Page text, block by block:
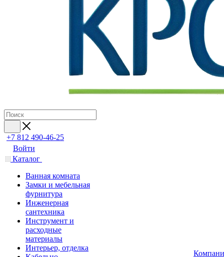
+7 812 490-46-25
Войти
Каталог
Ванная комната
Замки и мебельная
фурнитура
Инженерная
сантехника
Инструмент и
расходные
материалы
Интерьер, отделка